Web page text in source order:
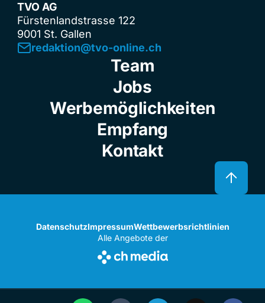
TVO AG
Fürstenlandstrasse 122
9001 St. Gallen
redaktion@tvo-online.ch
Team
Jobs
Werbemöglichkeiten
Empfang
Kontakt
DatenschutzImpressumWettbewerbsrichtlinien
Alle Angebote der